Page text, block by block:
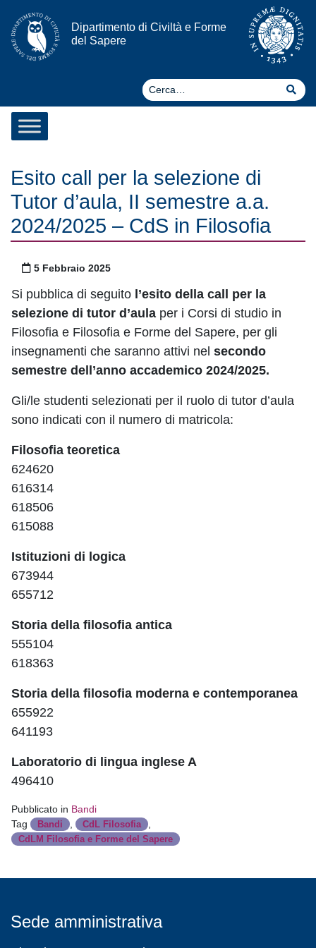
Vai al contenuto
Dipartimento di Civiltà e Forme
del Sapere
Esito call per la selezione di
Tutor d’aula, II semestre a.a.
2024/2025 – CdS in Filosofia
Pubblicato il
5 Febbraio 2025
Si pubblica di seguito l’esito della call per la
selezione di tutor d’aula per i Corsi di studio in
Filosofia e Filosofia e Forme del Sapere, per gli
insegnamenti che saranno attivi nel secondo
semestre dell’anno accademico 2024/2025.
Gli/le studenti selezionati per il ruolo di tutor d’aula
sono indicati con il numero di matricola:
Filosofia teoretica
624620
616314
618506
615088
Istituzioni di logica
673944
655712
Storia della filosofia antica
555104
618363
Storia della filosofia moderna e contemporanea
655922
641193
Laboratorio di lingua inglese A
496410
Pubblicato in Bandi
Tag
Bandi CdL Filosofia
CdLM Filosofia e Forme del Sapere
Sede amministrativa